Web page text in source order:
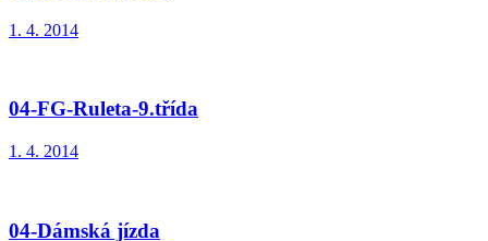
1. 4. 2014
04-FG-Ruleta-9.třída
1. 4. 2014
04-Dámská jízda